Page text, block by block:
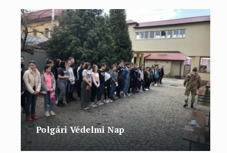
Polgári Védelmi Nap